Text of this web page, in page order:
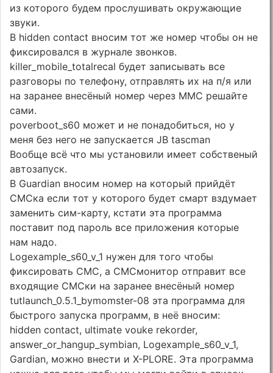
из которого будем прослушивать окружающие
звуки.
В hidden contact вносим тот же номер чтобы он не
фиксировался в журнале звонков.
killer_mobile_totalrecal будет записывать все
разговоры по телефону, отправлять их на п/я или
на заранее внесёный номер через ММС решайте
сами.
poverboot_s60 может и не понадобиться, но у
меня без него не запускается JB tascman
Вообще всё что мы установили имеет собственый
автозапуск.
В Guardian вносим номер на который прийдёт
СМСка если тот у которого будет смарт вздумает
заменить сим-карту, кстати эта программа
поставит под пароль все приложения которые
нам надо.
Logexample_s60_v_1 нужен для того чтобы
фиксировать СМС, а СМСмонитор отправит все
входящие СМСки на заранее внесёный номер
tutlaunch_0.5.1_bymomster-08 эта программа для
быстрого запуска программ, в неё вносим:
hidden contact, ultimate vouke rekorder,
answer_or_hangup_symbian, Logexample_s60_v_1,
Gardian, можно внести и Х-PLORE. Эта программа